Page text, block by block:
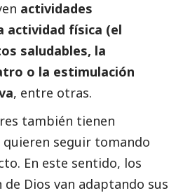
actividades
actividad física (el
saludables, la
o la estimulación
, entre otras.
también tienen
quieren seguir tomando
En este sentido, los
de Dios van adaptando sus